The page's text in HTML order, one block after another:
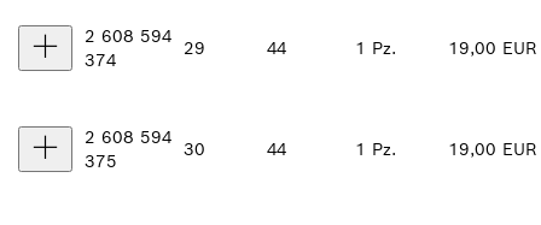
2 608 594
374
29 44 1 Pz. 19,00 EUR
2 608 594
375
30 44 1 Pz. 19,00 EUR